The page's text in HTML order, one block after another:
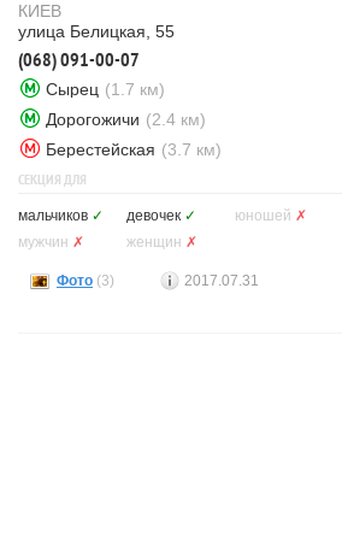
КИЕВ
улица Белицкая, 55
(068) 091-00-07
Сырец (1.7 км)
Дорогожичи (2.4 км)
Берестейская (3.7 км)
СЕКЦИЯ ДЛЯ
мальчиков ✓ девочек ✓ юношей ✗
мужчин ✗ женщин ✗
Фото (3) 2017.07.31